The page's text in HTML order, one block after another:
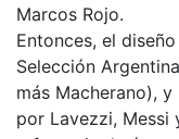
Marcos Rojo.
Entonces, el
Selección
más Macherano),
por Lavezzi, Messi